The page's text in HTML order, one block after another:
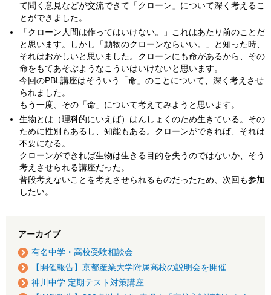
て聞く意見などが交流できて「クローン」について深く考えるこ
とができました。
「クローン人間は作ってはいけない。」これはあたり前のことだ
と思います。しかし「動物のクローンならいい。」と知った時、
それはおかしいと思いました。クローンにも命があるから、その
命をもてあそぶようなこういはいけないと思います。
今回のPBL講座はそういう「命」のことについて、深く考えさせ
られました。
もう一度、その「命」について考えてみようと思います。
生物とは（理科的にいえば）はんしょくのため生きている。その
ために性別もあるし、知能もある。クローンができれば、それは
不要になる。
クローンができれば生物は生きる目的を失うのではないか、そう
考えさせられる講座だった。
普段考えないことを考えさせられるものだったため、次回も参加
したい。
アーカイブ
有名中学・高校受験相談会
【開催報告】京都産業大学附属高校の説明会を開催
神川中学 定期テスト対策講座